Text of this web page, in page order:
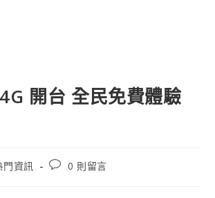
開台 全民免費體驗
門資訊
文
0 則留言